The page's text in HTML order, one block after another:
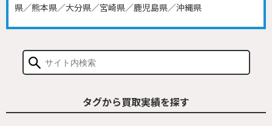
県／熊本県／大分県／宮崎県／鹿児島県／沖縄県
タグから買取実績を探す